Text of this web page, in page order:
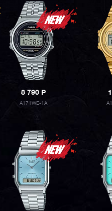
8 790P
A171WE-1A